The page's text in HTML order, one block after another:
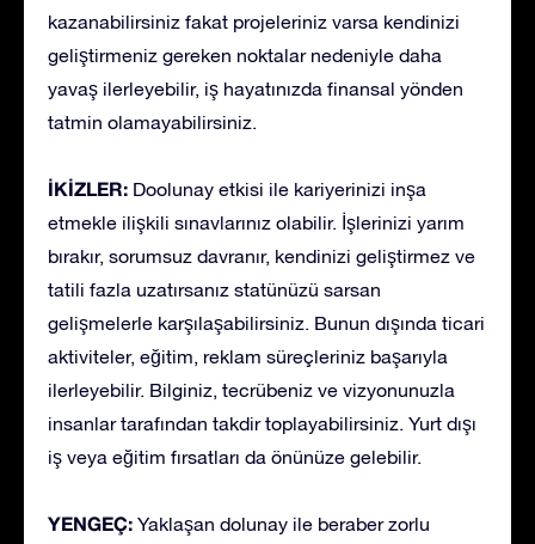
kazanabilirsiniz fakat projeleriniz varsa kendinizi
geliştirmeniz gereken noktalar nedeniyle daha
yavaş ilerleyebilir, iş hayatınızda finansal yönden
tatmin olamayabilirsiniz.
İKİZLER: Doolunay etkisi ile kariyerinizi inşa
etmekle ilişkili sınavlarınız olabilir. İşlerinizi yarım
bırakır, sorumsuz davranır, kendinizi geliştirmez ve
tatili fazla uzatırsanız statünüzü sarsan
gelişmelerle karşılaşabilirsiniz. Bunun dışında ticari
aktiviteler, eğitim, reklam süreçleriniz başarıyla
ilerleyebilir. Bilginiz, tecrübeniz ve vizyonunuzla
insanlar tarafından takdir toplayabilirsiniz. Yurt dışı
iş veya eğitim fırsatları da önünüze gelebilir.
YENGEÇ: Yaklaşan dolunay ile beraber zorlu